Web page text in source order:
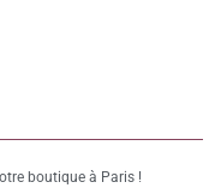
boutique à Paris !